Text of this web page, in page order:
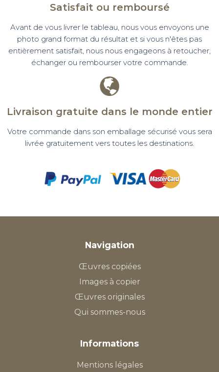
Satisfait ou remboursé
Avant de vous livrer le tableau, nous vous envoyons une
photo grand format du résultat et si vous n'êtes pas
entièrement satisfait, nous nous engageons à retoucher,
échanger ou rembourser votre commande.
Livraison gratuite dans le monde entier
Votre commande dans son emballage sécurisé vous sera
livrée gratuitement vers toutes les destinations.
Navigation
Œuvres copiées
Images à copier
Œuvres originales
Qui sommes-nous
Informations
Mentions légales